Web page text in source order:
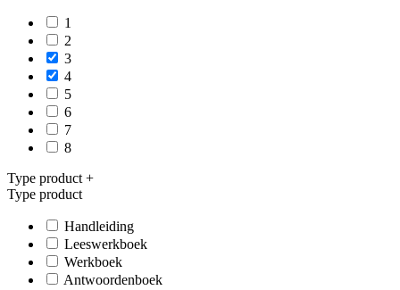
1
2
3
4
5
6
7
8
Type product +
Type product
Handleiding
Leeswerkboek
Werkboek
Antwoordenboek